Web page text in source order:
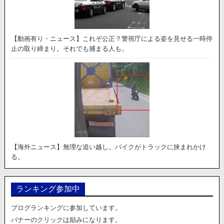
【動画有り・ニュース】これぞ公正？警視庁による姿を見せる一時停
止の取り締まり。それでも捕まる人も。
【海外ニュース】無理な追い越し。バイクがトラックに挟まれかけ
る。
ランキング参加中
ブログランキングに参加しています。
バナーのクリックは励みになります。